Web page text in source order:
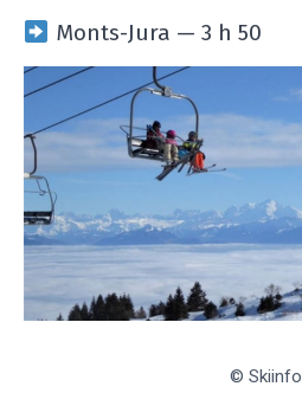
Monts-Jura — 3 h 50
© Skiinfo